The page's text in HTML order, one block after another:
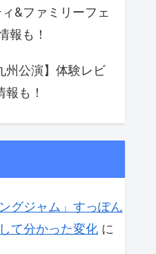
&ファミリーフェ
報も！
州公演】体験レビ
も！
グジャム」すっぽん
て分かった変化 に